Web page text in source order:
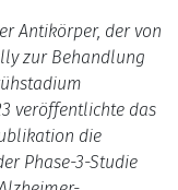
Antikörper, der von
zur Behandlung
veröffentlichte das
die
Phase-3-Studie